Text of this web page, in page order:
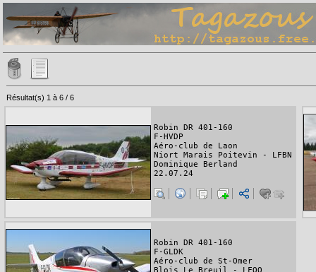
Résultat(s) 1 à 6 / 6
Robin DR 401-160
F-HVDP
Aéro-club de Laon
Niort Marais Poitevin - LFBN
Dominique Berland
22.07.24
Robin DR 401-160
F-GLDK
Aéro-club de St-Omer